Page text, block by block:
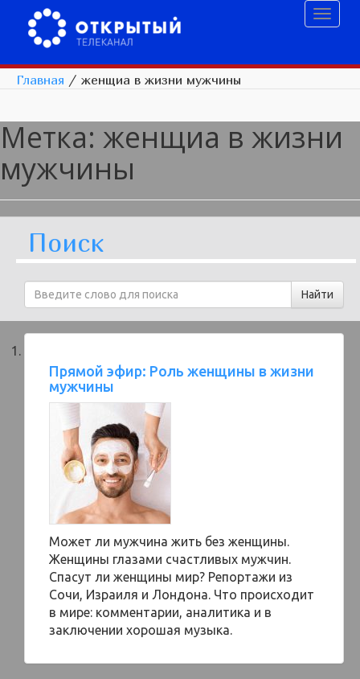
Главная / женщиа в жизни мужчины
Метка: женщиа в жизни
мужчины
Поиск
Прямой эфир: Роль женщины в жизни
мужчины
Может ли мужчина жить без женщины.
Женщины глазами счастливых мужчин.
Спасут ли женщины мир? Репортажи из
Сочи, Израиля и Лондона. Что происходит
в мире: комментарии, аналитика и в
заключении хорошая музыка.